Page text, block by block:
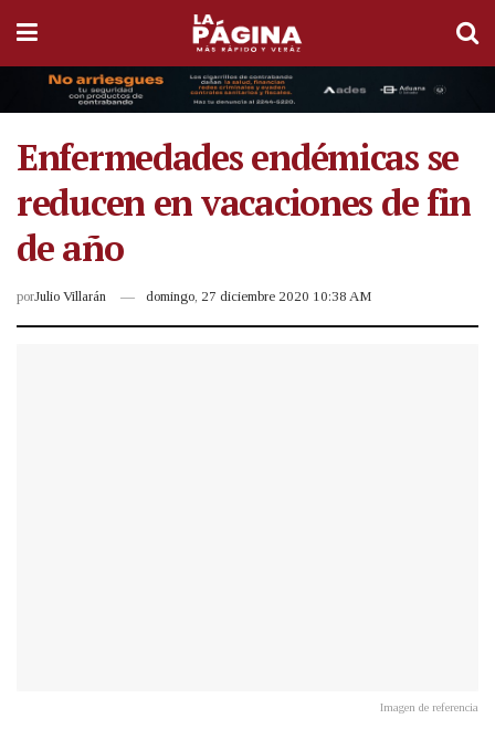
Enfermedades endémicas se
reducen en vacaciones de fin
de año
porJulio Villarán domingo, 27 diciembre 2020 10:38 AM
Imagen de referencia